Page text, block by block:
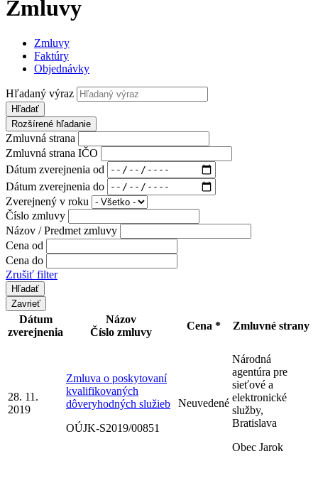
Zmluvy
Zmluvy
Faktúry
Objednávky
Hľadaný výraz
Hľadať
Rozšírené hľadanie
Zmluvná strana
Zmluvná strana IČO
Dátum zverejnenia od
Dátum zverejnenia do
Zverejnený v roku
Číslo zmluvy
Názov / Predmet zmluvy
Cena od
Cena do
Zrušiť filter
Zavrieť
Dátum
zverejnenia
Názov
Číslo zmluvy
Cena * Zmluvné strany
28. 11.
2019
Zmluva o poskytovaní
kvalifikovaných
dôveryhodných služieb
OÚJK-S2019/00851
Neuvedené
Národná
agentúra pre
sieťové a
elektronické
služby,
Bratislava
Obec Jarok